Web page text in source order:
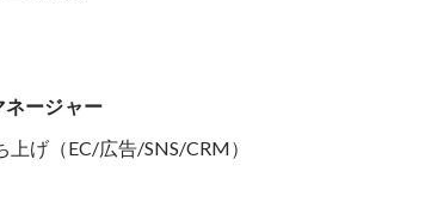
ージャー
げ（EC/広告/SNS/CRM）